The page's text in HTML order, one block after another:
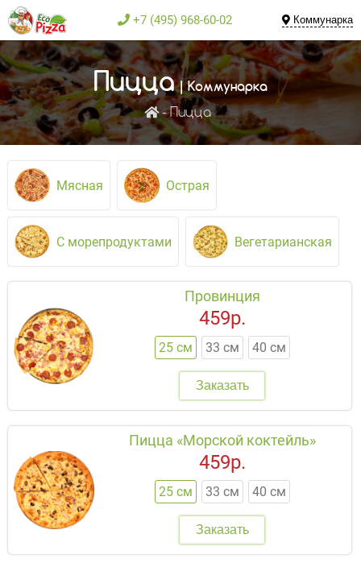
+7 (495) 968-60-02 Коммунарка
Пицца| Коммунарка
Пицца
Мясная Острая
С морепродуктами Вегетарианская
Провинция
25 см 33 см 40 см
459р.
Заказать
Пицца «Морской коктейль»
25 см 33 см 40 см
459р.
Заказать